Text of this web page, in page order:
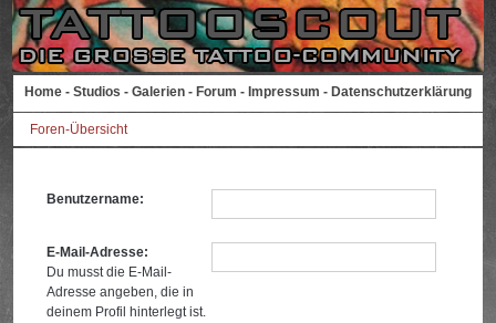
Home - Studios - Galerien - Forum - Impressum - Datenschutzerklärung
Foren-Übersicht
Benutzername:
E-Mail-Adresse:
Du musst die E-Mail-
Adresse angeben, die in
deinem Profil hinterlegt ist.